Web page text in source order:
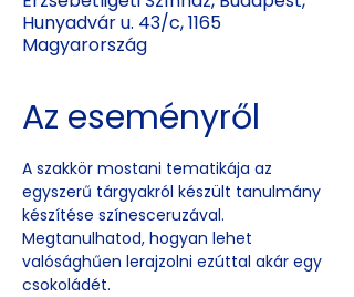
Hunyadvár u. 43/c, 1165
Magyarország
Az eseményről
A szakkör mostani tematikája az
egyszerű tárgyakról készült tanulmány
készítése színesceruzával.
Megtanulhatod, hogyan lehet
valósághűen lerajzolni ezúttal akár egy
csokoládét.